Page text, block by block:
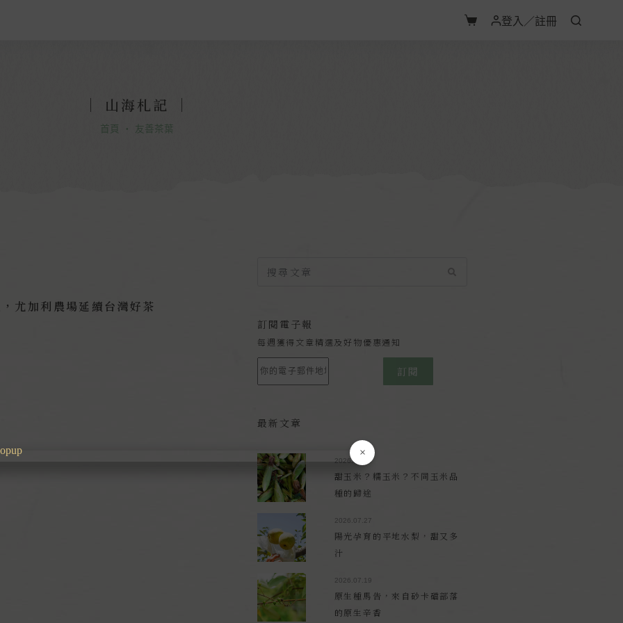
登入／註冊
｜ 山海札記 ｜
首頁 ・ 友善茶葉
尤加利農場延續台灣好茶
訂閱電子報
每週獲得文章精選及好物優惠通知
訂閱
最新文章
2026.08.03
甜玉米？糯玉米？不同玉米品
種的歸途
2026.07.27
陽光孕育的平地水梨，甜又多
汁
2026.07.19
原生種馬告，來自砂卡礑部落
的原生辛香
×